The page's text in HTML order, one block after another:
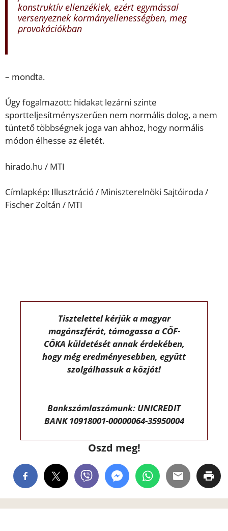
konstruktív ellenzékiek, ezért egymással
versenyeznek kormányellenességben, meg
provokációkban
– mondta.
Úgy fogalmazott: hidakat lezárni szinte
sportteljesítményszerűen nem normális dolog, a nem
tüntető többségnek joga van ahhoz, hogy normális
módon élhesse az életét.
hirado.hu / MTI
Címlapkép: Illusztráció / Miniszterelnöki Sajtóiroda /
Fischer Zoltán / MTI
Tisztelettel kérjük a magyar
magánszférát, támogassa a CÖF-
CÖKA küldetését annak érdekében,
hogy még eredményesebben, együtt
szolgálhassuk a közjót!
Bankszámlaszámunk: UNICREDIT
BANK 10918001-00000064-35950004
Oszd meg!